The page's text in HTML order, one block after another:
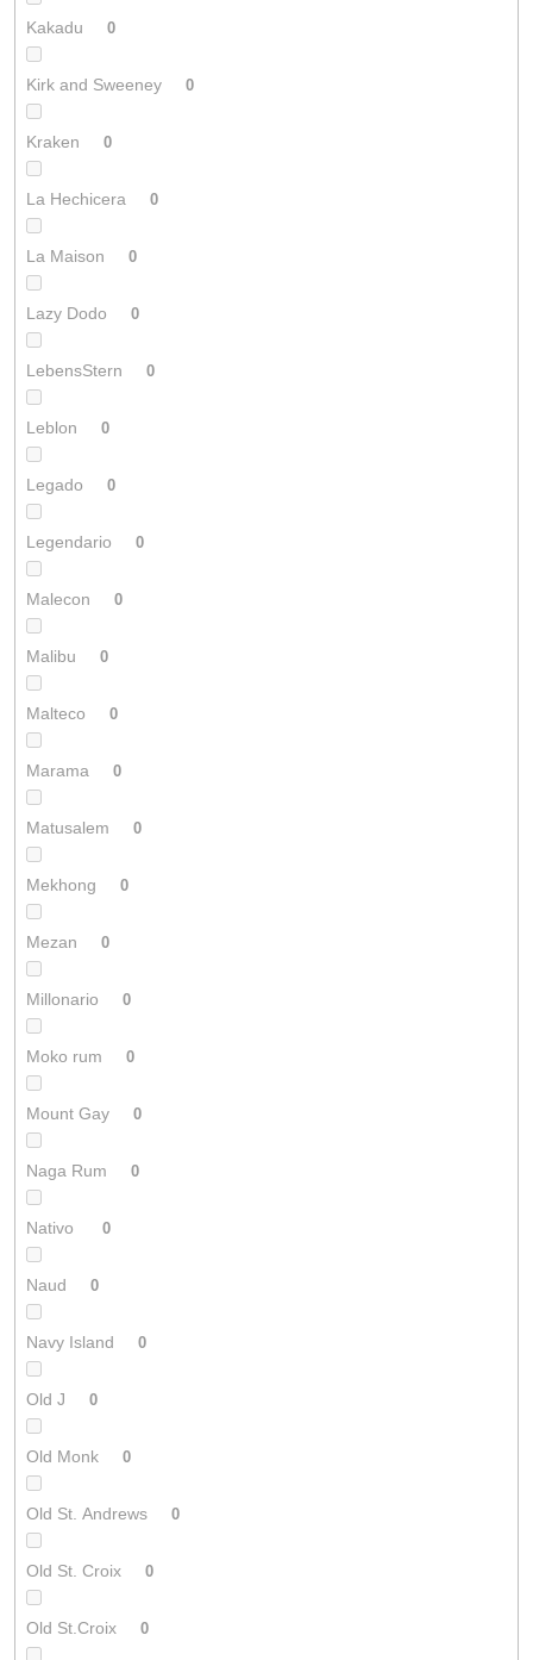
Kakadu 0
Kirk and Sweeney 0
Kraken 0
La Hechicera 0
La Maison 0
Lazy Dodo 0
LebensStern 0
Leblon 0
Legado 0
Legendario 0
Malecon 0
Malibu 0
Malteco 0
Marama 0
Matusalem 0
Mekhong 0
Mezan 0
Millonario 0
Moko rum 0
Mount Gay 0
Naga Rum 0
Nativo 0
Naud 0
Navy Island 0
Old J 0
Old Monk 0
Old St. Andrews 0
Old St. Croix 0
Old St.Croix 0